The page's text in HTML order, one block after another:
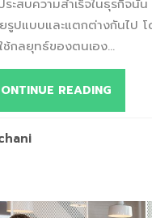
ระสบความสำเร็จในธุรกิจนั้
รูปแบบและแตกต่างกันไป
ช้กลยุทธ์ของตนเอง...
READING